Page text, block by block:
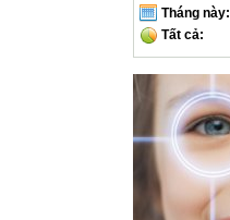
Tháng này:
Tất cả: